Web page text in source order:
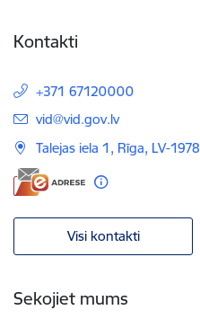
Kontakti
+371 67120000
E-pasts:
vid@vid.gov.lv
Talejas iela 1, Rīga, LV-1978
Visi kontakti
Sekojiet mums